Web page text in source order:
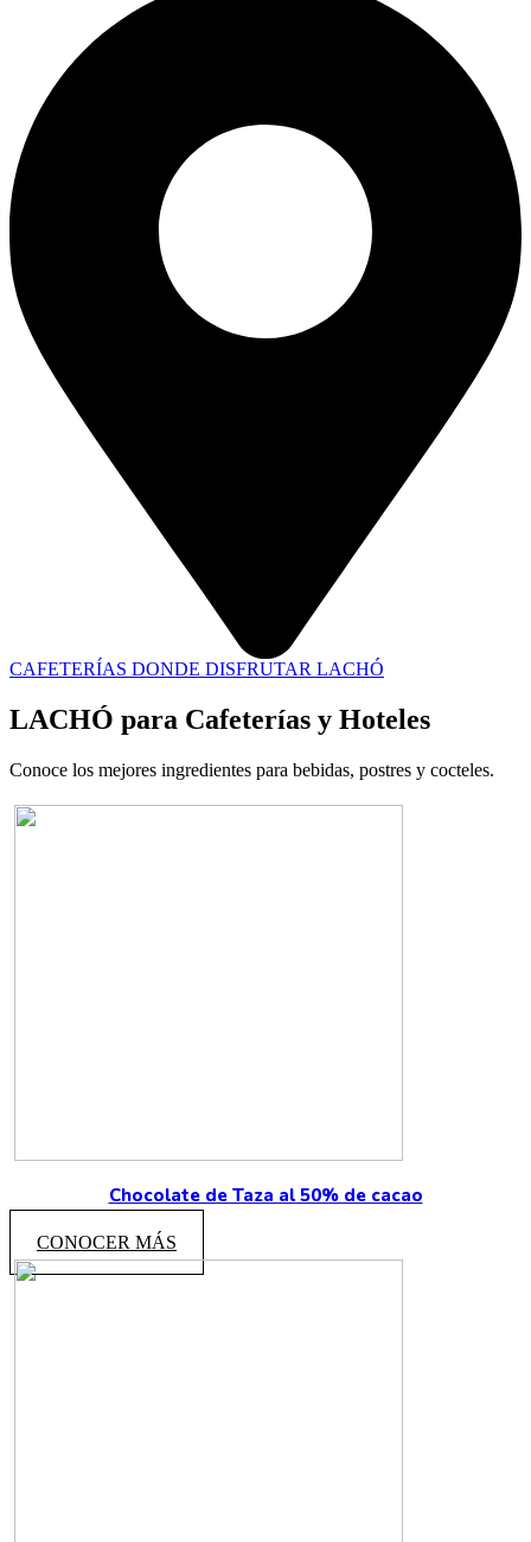
CAFETERÍAS DONDE DISFRUTAR LACHÓ
LACHÓ para Cafeterías y Hoteles
Conoce los mejores ingredientes para bebidas, postres y cocteles.
Chocolate de Taza al 50% de cacao
CONOCER MÁS